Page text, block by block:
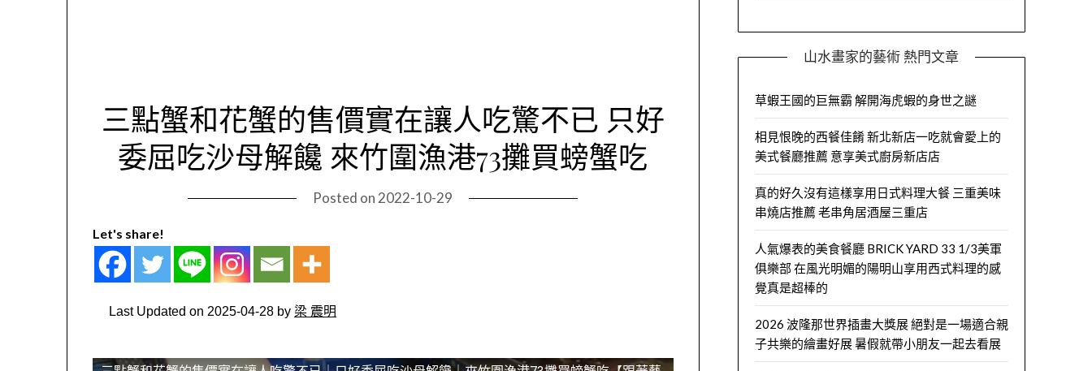
三點蟹和花蟹的售價實在讓人吃驚不已 只好
委屈吃沙母解饞 來竹圍漁港73攤買螃蟹吃
Posted on2022-10-29
Let's share!
Last Updated on 2025-04-28 by 梁 震明
山水畫家的藝術 熱門文章
草蝦王國的巨無霸 解開海虎蝦的身世之謎
相見恨晚的西餐佳餚 新北新店一吃就會愛上的
美式餐廳推薦 意享美式廚房新店店
真的好久沒有這樣享用日式料理大餐 三重美味
串燒店推薦 老串角居酒屋三重店
人氣爆表的美食餐廳 BRICK YARD 33 1/3美軍
俱樂部 在風光明媚的陽明山享用西式料理的感
覺真是超棒的
2026 波隆那世界插畫大獎展 絕對是一場適合親
子共樂的繪畫好展 暑假就帶小朋友一起去看展